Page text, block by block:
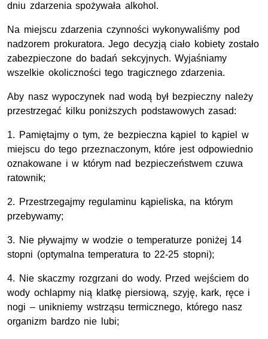
dniu zdarzenia spożywała alkohol.
Na miejscu zdarzenia czynności wykonywaliśmy pod
nadzorem prokuratora. Jego decyzją ciało kobiety zostało
zabezpieczone do badań sekcyjnych. Wyjaśniamy
wszelkie okoliczności tego tragicznego zdarzenia.
Aby nasz wypoczynek nad wodą był bezpieczny należy
przestrzegać kilku poniższych podstawowych zasad:
1. Pamiętajmy o tym, że bezpieczna kąpiel to kąpiel w
miejscu do tego przeznaczonym, które jest odpowiednio
oznakowane i w którym nad bezpieczeństwem czuwa
ratownik;
2. Przestrzegajmy regulaminu kąpieliska, na którym
przebywamy;
3. Nie pływajmy w wodzie o temperaturze poniżej 14
stopni (optymalna temperatura to 22-25 stopni);
4. Nie skaczmy rozgrzani do wody. Przed wejściem do
wody ochlapmy nią klatkę piersiową, szyję, kark, ręce i
nogi – unikniemy wstrząsu termicznego, którego nasz
organizm bardzo nie lubi;